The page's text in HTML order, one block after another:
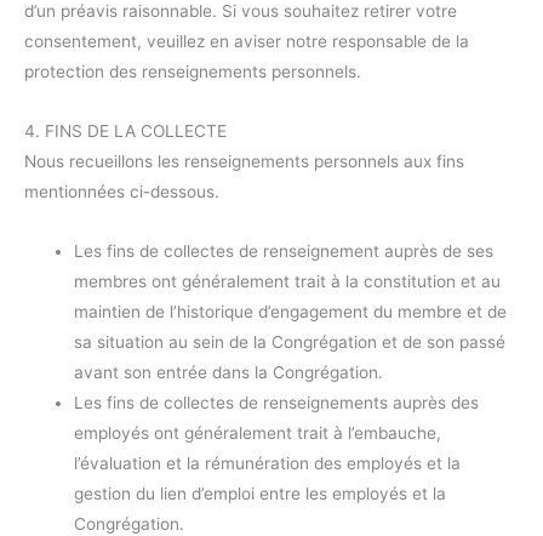
d’un préavis raisonnable. Si vous souhaitez retirer votre
consentement, veuillez en aviser notre responsable de la
protection des renseignements personnels.
4. FINS DE LA COLLECTE
Nous recueillons les renseignements personnels aux fins
mentionnées ci-dessous.
Les fins de collectes de renseignement auprès de ses
membres ont généralement trait à la constitution et au
maintien de l’historique d’engagement du membre et de
sa situation au sein de la Congrégation et de son passé
avant son entrée dans la Congrégation.
Les fins de collectes de renseignements auprès des
employés ont généralement trait à l’embauche,
l’évaluation et la rémunération des employés et la
gestion du lien d’emploi entre les employés et la
Congrégation.